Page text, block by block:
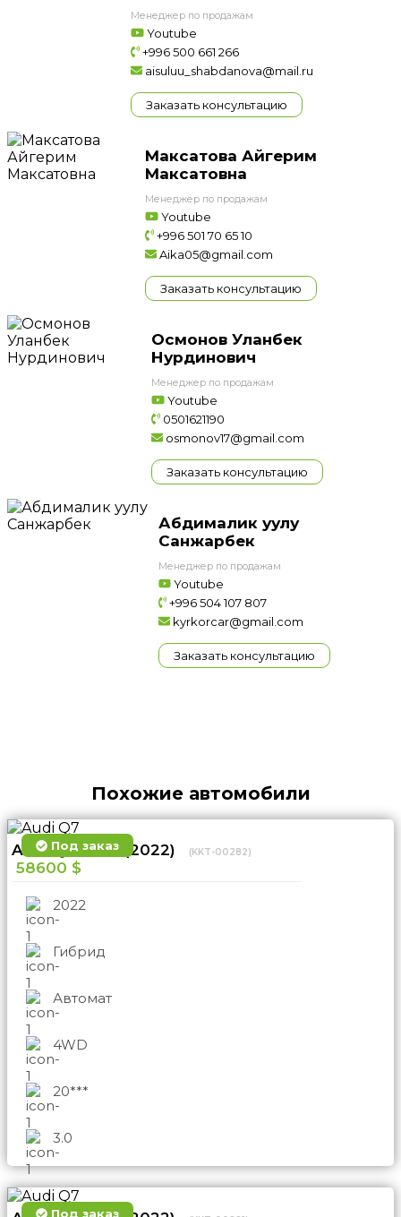
Менеджер по продажам
Youtube
+996 500 661 266
aisuluu_shabdanova@mail.ru
Заказать консультацию
Максатова Айгерим
Максатовна
Менеджер по продажам
Youtube
+996 501 70 65 10
Aika05@gmail.com
Заказать консультацию
Осмонов Уланбек
Нурдинович
Менеджер по продажам
Youtube
0501621190
osmonov17@gmail.com
Заказать консультацию
Абдималик уулу
Санжарбек
Менеджер по продажам
Youtube
+996 504 107 807
kyrkorcar@gmail.com
Заказать консультацию
Похожие автомобили
Под заказ
Audi Q7 4WD (2022) (KKT-00282)
58600 $
2022
Гибрид
Автомат
4WD
20***
3.0
Под заказ